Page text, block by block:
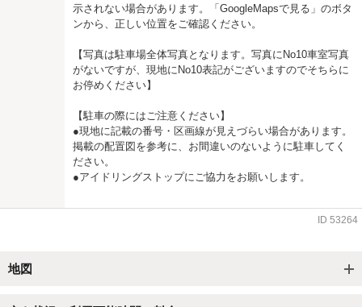
示されない場合があります。「GoogleMapsで見る」のボタ
ンから、正しい位置をご確認ください。
【写真は駐車場全体写真となります。写真にNo10車室写真
がないですが、現地にNo10表記がございますのでそちらに
お停めください】
【駐車の際にはご注意ください】
●現地に記載の番号・区画線が見えづらい場合があります。
掲載の配置図を参考に、お間違いのないように駐車してく
ださい。
●アイドリングストップにご協力をお願いします。
ID 53264
地図